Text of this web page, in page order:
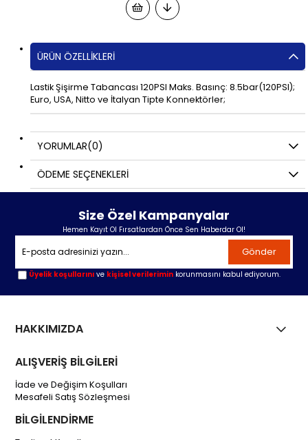
ÜRÜN ÖZELLIKLERI
Lastik Şişirme Tabancası 120PSI Maks. Basınç: 8.5bar(120PSI);
Euro, USA, Nitto ve İtalyan Tipte Konnektörler;
YORUMLAR(0)
ÖDEME SEÇENEKLERI
Size Özel Kampanyalar
Hemen Kayıt Ol Fırsatlardan Önce Sen Haberdar Ol!
Gönder
Üyelik koşullarını ve kişisel verilerimin korunmasını kabul ediyorum.
HAKKIMIZDA
ALIŞVERİŞ BİLGİLERİ
İade ve Değişim Koşulları
Mesafeli Satış Sözleşmesi
BİLGİLENDİRME